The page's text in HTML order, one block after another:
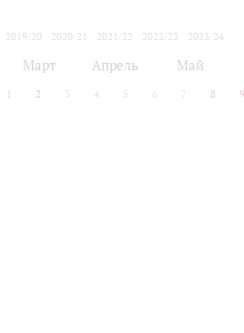
2019/20
2020/21 2021/22 2022/23
2023/24
Март Апрель Май
1 2 3 4 5 6 7 8 9